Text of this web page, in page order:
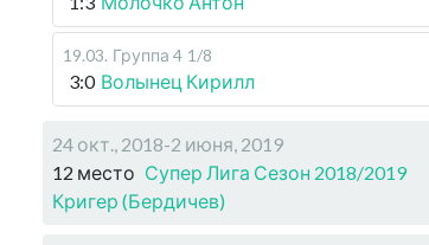
19.03. Группа 4 1/8
3:0 Волынец Кирилл
24 окт., 2018-2 июня, 2019
12 место Супер Лига Сезон 2018/2019
Кригер (Бердичев)